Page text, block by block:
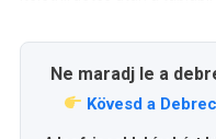
Ne maradj le a
Kövesd a